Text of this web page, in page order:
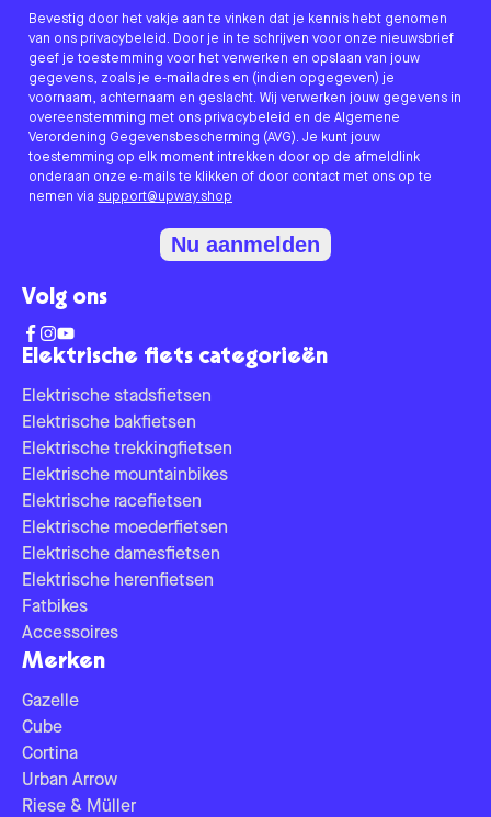
Elektrische fiets categorieën
Elektrische stadsfietsen
Elektrische bakfietsen
Elektrische trekkingfietsen
Elektrische mountainbikes
Elektrische racefietsen
Elektrische moederfietsen
Elektrische damesfietsen
Elektrische herenfietsen
Fatbikes
Accessoires
Merken
Gazelle
Cube
Cortina
Urban Arrow
Riese & Müller
Bevestig door het vakje aan te vinken dat je kennis hebt genomen
van ons privacybeleid. Door je in te schrijven voor onze nieuwsbrief
geef je toestemming voor het verwerken en opslaan van jouw
gegevens, zoals je e-mailadres en (indien opgegeven) je
voornaam, achternaam en geslacht. Wij verwerken jouw gegevens in
overeenstemming met ons privacybeleid en de Algemene
Verordening Gegevensbescherming (AVG). Je kunt jouw
toestemming op elk moment intrekken door op de afmeldlink
onderaan onze e-mails te klikken of door contact met ons op te
nemen via support@upway.shop
Nu aanmelden
Volg ons